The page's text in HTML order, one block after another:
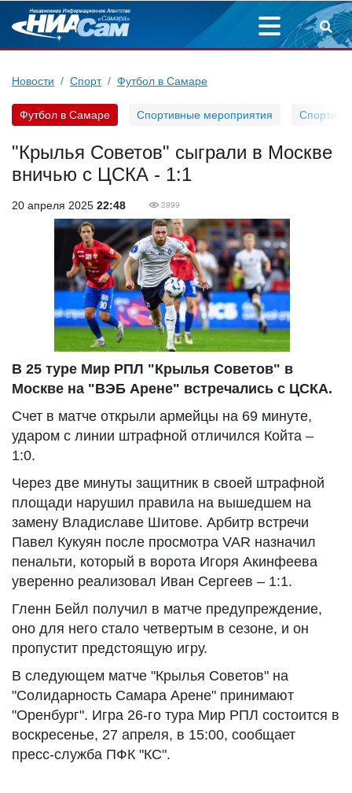
Новости Спорт Футбол в Самаре
Футбол в Самаре Спортивные мероприятия
"Крылья Советов" сыграли в Москве
вничью с ЦСКА - 1:1
20 апреля 2025 22:48 2899
В 25 туре Мир РПЛ "Крылья Советов" в
Москве на "ВЭБ Арене" встречались с ЦСКА.
Счет в матче открыли армейцы на 69 минуте,
ударом с линии штрафной отличился Койта –
1:0.
Через две минуты защитник в своей штрафной
площади нарушил правила на вышедшем на
замену Владиславе Шитове. Арбитр встречи
Павел Кукуян после просмотра VAR назначил
пенальти, который в ворота Игоря Акинфеева
уверенно реализовал Иван Сергеев – 1:1.
Гленн Бейл получил в матче предупреждение,
оно для него стало четвертым в сезоне, и он
пропустит предстоящую игру.
В следующем матче "Крылья Советов" на
"Солидарность Самара Арене" принимают
"Оренбург". Игра 26-го тура Мир РПЛ состоится в
воскресенье, 27 апреля, в 15:00, сообщает
пресс-служба ПФК "КС".